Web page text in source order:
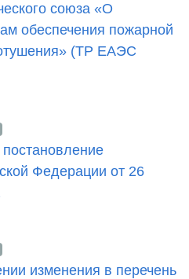
союза «О
обеспечения пожарной
(ТР ЕАЭС
Федерации от 26
изменения в перечень